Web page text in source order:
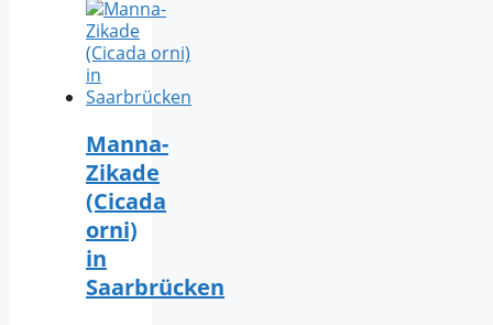
Manna-
Zikade
(Cicada
orni)
in
Saarbrücken